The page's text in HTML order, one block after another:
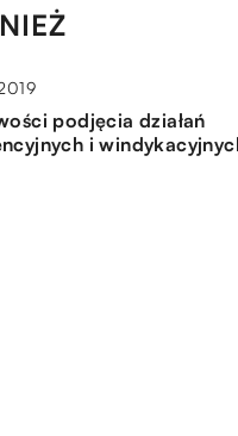
podjęcia działań
i